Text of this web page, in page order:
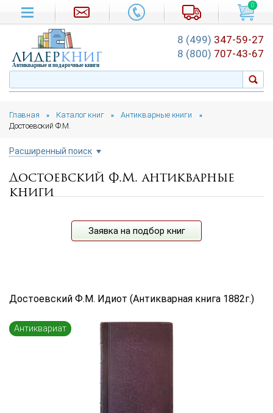
Главная » Каталог книг » Антикварные книги »
Достоевский Ф.М.
Расширенный поиск
Цена руб.
от
до
Переплет
по году издания
Достоевский Ф.М. антикварные
книги
Заявка на подбор книг
Достоевский Ф.М. Идиот (Антикварная книга 1882г.)
Антиквариат
0
лидеркниг
Антикварные и подарочные книги
8 (499) 347-59-27
8 (800) 707-43-67